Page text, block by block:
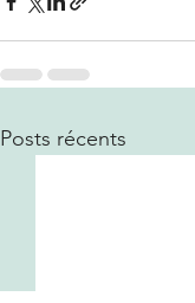
Posts récents